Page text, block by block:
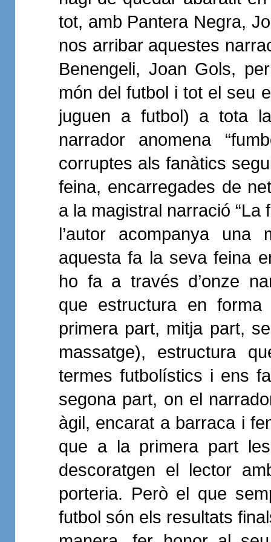
tot, amb Pantera Negra,
nos arribar aquestes
Benengeli, Joan Gols,
món del futbol i tot el seu
juguen a futbol) a tota
narrador anomena
corruptes als fanàtics
feina, encarregades de
a la magistral narració “La
l’autor acompanya
aquesta fa la seva feina
ho fa a través d’onze
que estructura en forma
primera part, mitja part,
massatge), estructura
termes futbolístics i ens
segona part, on el
àgil, encarat a barraca i
que a la primera part
descoratgen el lector
porteria. Però el que
futbol són els resultats